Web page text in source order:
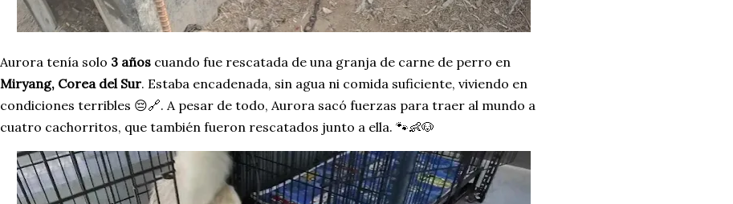
Aurora tenía solo 3 años cuando fue rescatada de una granja de carne de perro en
Miryang, Corea del Sur. Estaba encadenada, sin agua ni comida suficiente, viviendo en
condiciones terribles 😔🔗. A pesar de todo, Aurora sacó fuerzas para traer al mundo a
cuatro cachorritos, que también fueron rescatados junto a ella. 🐾👶🐶